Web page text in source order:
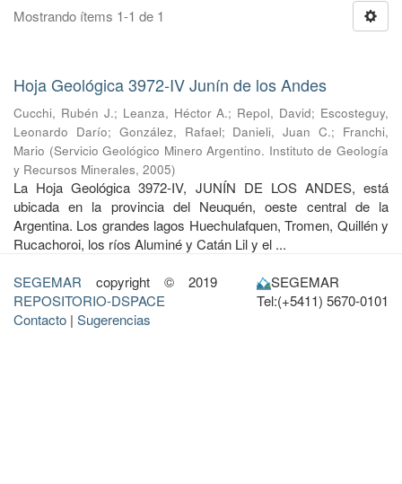
Mostrando ítems 1-1 de 1
Hoja Geológica 3972-IV Junín de los Andes
Cucchi, Rubén J.; Leanza, Héctor A.; Repol, David; Escosteguy,
Leonardo Darío; González, Rafael; Danieli, Juan C.; Franchi,
Mario (Servicio Geológico Minero Argentino. Instituto de Geología
y Recursos Minerales, 2005)
La Hoja Geológica 3972-IV, JUNÍN DE LOS ANDES, está
ubicada en la provincia del Neuquén, oeste central de la
Argentina. Los grandes lagos Huechulafquen, Tromen, Quillén y
Rucachoroi, los ríos Aluminé y Catán Lil y el ...
SEGEMAR copyright © 2019
REPOSITORIO-DSPACE
Contacto | Sugerencias
SEGEMAR
Tel:(+5411) 5670-0101